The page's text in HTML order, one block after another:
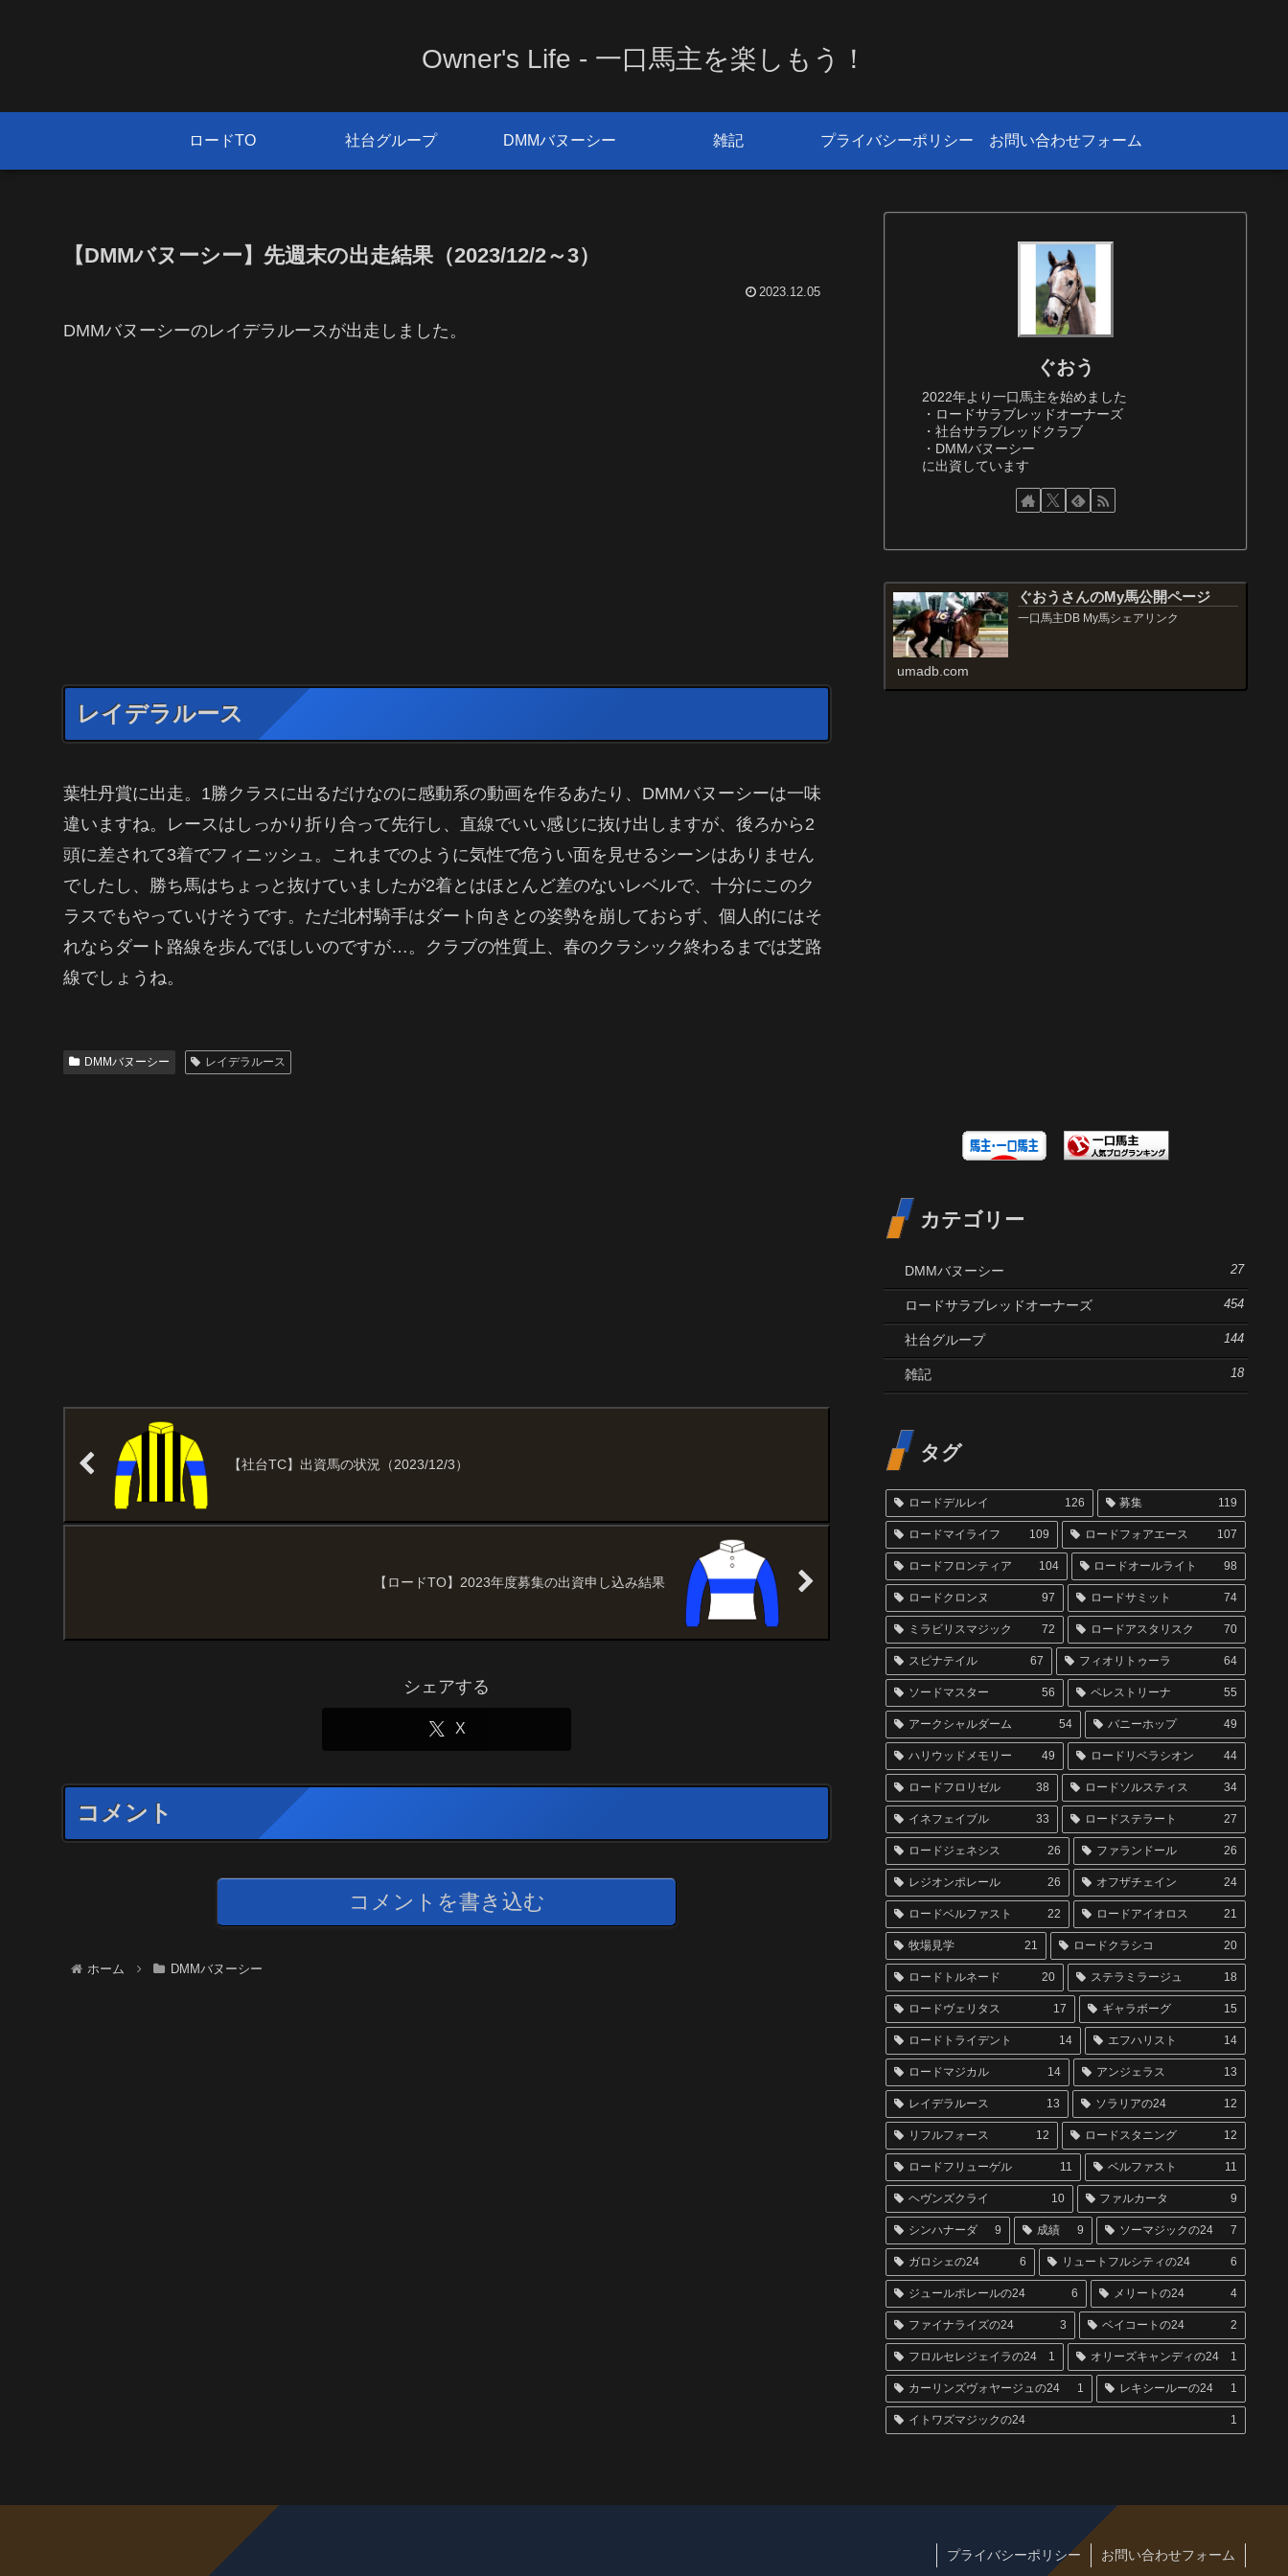
Owner's Life - 一口馬主を楽しもう！
ロードTO 社台グループ DMMバヌーシー 雑記 プライバシーポリシー お問い合わせフォーム
【DMMバヌーシー】先週末の出走結果（2023/12/2～3）
2023.12.05
DMMバヌーシーのレイデラルースが出走しました。
レイデラルース
葉牡丹賞に出走。1勝クラスに出るだけなのに感動系の動画を作るあたり、DMMバヌーシーは一味
違いますね。レースはしっかり折り合って先行し、直線でいい感じに抜け出しますが、後ろから2
頭に差されて3着でフィニッシュ。これまでのように気性で危うい面を見せるシーンはありません
でしたし、勝ち馬はちょっと抜けていましたが2着とはほとんど差のないレベルで、十分にこのク
ラスでもやっていけそうです。ただ北村騎手はダート向きとの姿勢を崩しておらず、個人的にはそ
れならダート路線を歩んでほしいのですが…。クラブの性質上、春のクラシック終わるまでは芝路
線でしょうね。
DMMバヌーシー レイデラルース
【社台TC】出資馬の状況（2023/12/3）
【ロードTO】2023年度募集の出資申し込み結果
シェアする
X
コメント
コメントを書き込む
ホーム DMMバヌーシー
ぐおう
2022年より一口馬主を始めました
・ロードサラブレッドオーナーズ
・社台サラブレッドクラブ
・DMMバヌーシー
に出資しています
ぐおうさんのMy馬公開ページ
一口馬主DB My馬シェアリンク
umadb.com
カテゴリー
DMMバヌーシー 27
ロードサラブレッドオーナーズ 454
社台グループ 144
雑記 18
タグ
ロードデルレイ 126 募集 119
ロードマイライフ 109 ロードフォアエース 107
ロードフロンティア 104 ロードオールライト 98
ロードクロンヌ 97 ロードサミット 74
ミラビリスマジック 72 ロードアスタリスク 70
スピナテイル 67 フィオリトゥーラ 64
ソードマスター 56 ペレストリーナ 55
アークシャルダーム 54 バニーホップ 49
ハリウッドメモリー 49 ロードリベラシオン 44
ロードフロリゼル 38 ロードソルスティス 34
イネフェイブル 33 ロードステラート 27
ロードジェネシス 26 ファランドール 26
レジオンポレール 26 オフザチェイン 24
ロードベルファスト 22 ロードアイオロス 21
牧場見学 21 ロードクラシコ 20
ロードトルネード 20 ステラミラージュ 18
ロードヴェリタス 17 ギャラボーグ 15
ロードトライデント 14 エフハリスト 14
ロードマジカル 14 アンジェラス 13
レイデラルース 13 ソラリアの24 12
リフルフォース 12 ロードスタニング 12
ロードフリューゲル 11 ベルファスト 11
ヘヴンズクライ 10 ファルカータ 9
シンハナーダ 9 成績 9 ソーマジックの24 7
ガロシェの24 6 リュートフルシティの24 6
ジュールポレールの24 6 メリートの24 4
ファイナライズの24 3 ベイコートの24 2
フロルセレジェイラの24 1 オリーズキャンディの24 1
カーリンズヴォヤージュの24 1 レキシールーの24 1
イトワズマジックの24 1
プライバシーポリシー お問い合わせフォーム